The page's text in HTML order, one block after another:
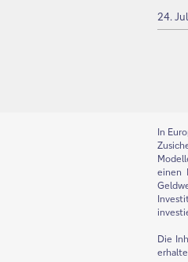
24.
In
einen
Die